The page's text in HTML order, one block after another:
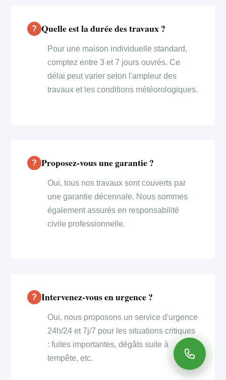
Quelle est la durée des travaux ?
Pour une maison individuelle standard,
comptez entre 3 et 7 jours ouvrés. Ce
délai peut varier selon l'ampleur des
travaux et les conditions météorologiques.
Proposez-vous une garantie ?
Oui, tous nos travaux sont couverts par
une garantie décennale. Nous sommes
également assurés en responsabilité
civile professionnelle.
Intervenez-vous en urgence ?
Oui, nous proposons un service d'urgence
24h/24 et 7j/7 pour les situations critiques
: fuites importantes, dégâts suite à
tempête, etc.